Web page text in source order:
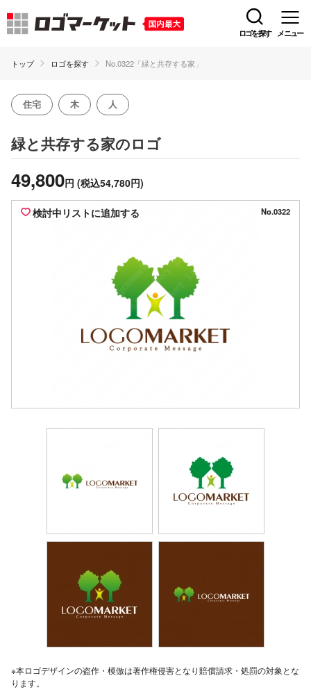
ロゴを探す メニュー
トップ ロゴを探す No.0322「緑と共存する家」
住宅 木 人
緑と共存する家のロゴ
49,800円 (税込54,780円)
検討中リストに追加する No.0322
※本ロゴデザインの盗作・模倣は著作権侵害となり賠償請求・処罰の対象とな
ります。